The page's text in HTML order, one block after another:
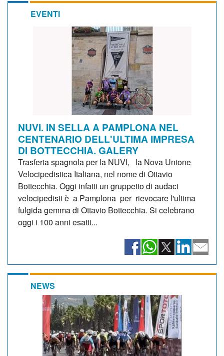
EVENTI
NUVI. IN SELLA A PAMPLONA NEL
CENTENARIO DELL'ULTIMA IMPRESA
DI BOTTECCHIA. GALERY
Trasferta spagnola per la NUVI, la Nova Unione
Velocipedistica Italiana, nel nome di Ottavio
Bottecchia. Oggi infatti un gruppetto di audaci
velocipedisti è a Pamplona per rievocare l'ultima
fulgida gemma di Ottavio Bottecchia. Si celebrano
oggi i 100 anni esatti...
NEWS